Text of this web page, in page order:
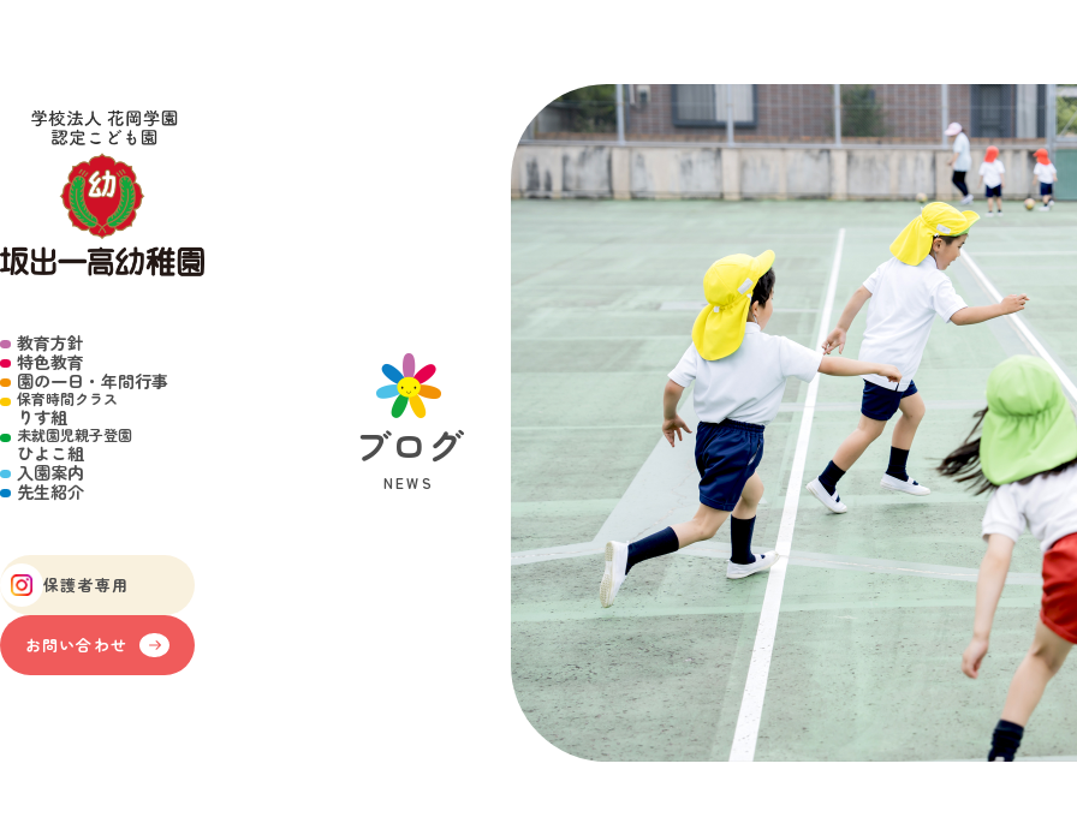
教育方針
特色教育
園の一日・年間行事
保育時間クラス
りす組
未就園児親子登園
ひよこ組
入園案内
先生紹介
保護者専用
お問い合わせ
ブログ
NEWS